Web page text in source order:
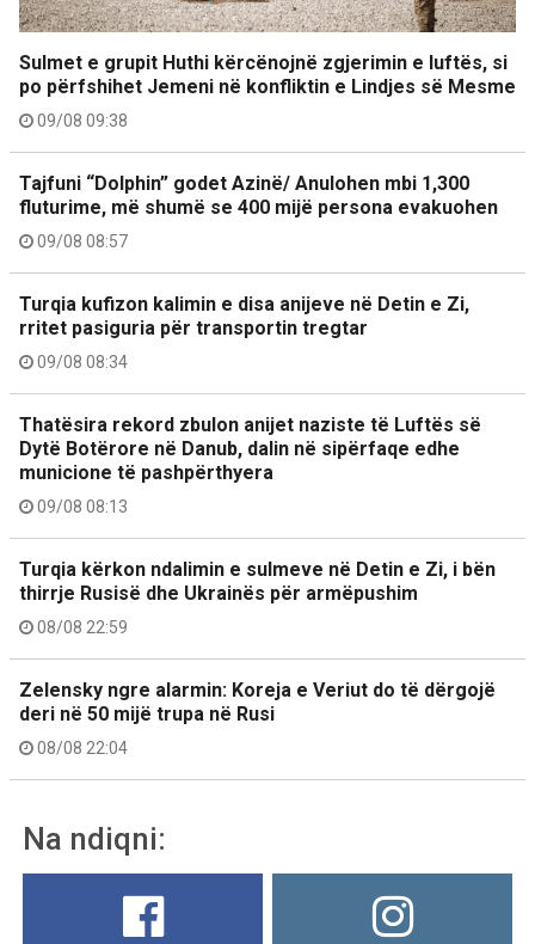
Sulmet e grupit Huthi kërcënojnë zgjerimin e luftës, si
po përfshihet Jemeni në konfliktin e Lindjes së Mesme
09/08 09:38
Tajfuni “Dolphin” godet Azinë/ Anulohen mbi 1,300
fluturime, më shumë se 400 mijë persona evakuohen
09/08 08:57
Turqia kufizon kalimin e disa anijeve në Detin e Zi,
rritet pasiguria për transportin tregtar
09/08 08:34
Thatësira rekord zbulon anijet naziste të Luftës së
Dytë Botërore në Danub, dalin në sipërfaqe edhe
municione të pashpërthyera
09/08 08:13
Turqia kërkon ndalimin e sulmeve në Detin e Zi, i bën
thirrje Rusisë dhe Ukrainës për armëpushim
08/08 22:59
Zelensky ngre alarmin: Koreja e Veriut do të dërgojë
deri në 50 mijë trupa në Rusi
08/08 22:04
Na ndiqni: